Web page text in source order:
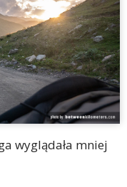
wyglądała mniej